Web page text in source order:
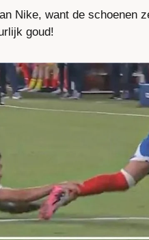
Nike, want de schoenen
goud!